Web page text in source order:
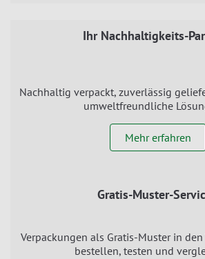
Ihr Nachhaltigkeits-
Nachhaltig verpackt, zuverlässig
umweltfreundliche
Mehr erfahren
Gratis-Muster-
Verpackungen als Gratis-Muster in
bestellen, testen und